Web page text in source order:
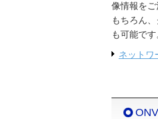
像情報を
もちろん
も可能で
ネットワ